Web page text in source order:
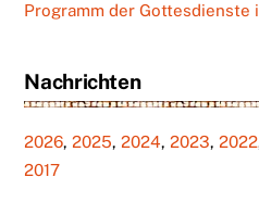
Programm der Gottesdienste
Nachrichten
2026,2025,2024,2023,2022
2017